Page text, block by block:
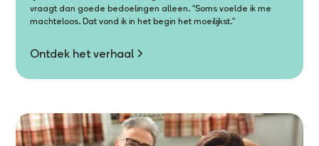
vraagt dan goede bedoelingen alleen. "Soms voelde ik me
machteloos. Dat vond ik in het begin het moeilijkst."
Ontdek het verhaal